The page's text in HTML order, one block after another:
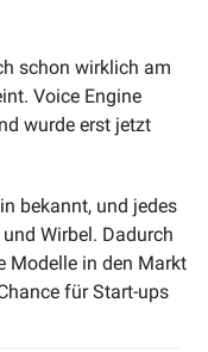
schon wirklich am
Voice Engine
wurde erst jetzt
bekannt, und jedes
Wirbel. Dadurch
Modelle in den Markt
für Start-ups